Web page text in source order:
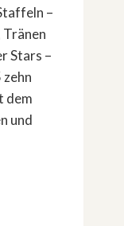
–
Tränen
Stars –
dem
und